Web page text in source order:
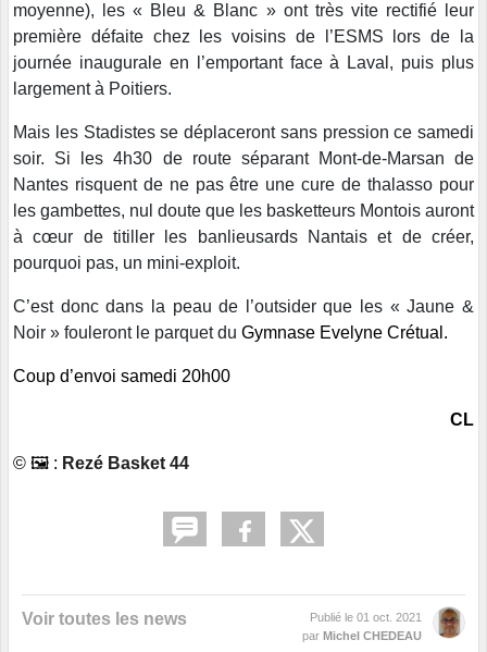
moyenne), les « Bleu & Blanc » ont très vite rectifié leur
première défaite chez les voisins de l’ESMS lors de la
journée inaugurale en l’emportant face à Laval, puis plus
largement à Poitiers.
Mais les Stadistes se déplaceront sans pression ce samedi
soir. Si les 4h30 de route séparant Mont-de-Marsan de
Nantes risquent de ne pas être une cure de thalasso pour
les gambettes, nul doute que les basketteurs Montois auront
à cœur de titiller les banlieusards Nantais et de créer,
pourquoi pas, un mini-exploit.
C’est donc dans la peau de l’outsider que les « Jaune &
Noir » fouleront le parquet du Gymnase Evelyne Crétual.
Coup d’envoi samedi 20h00
CL
© 🖼️ : Rezé Basket 44
Voir toutes les news Publié le 01 oct. 2021
par Michel CHEDEAU